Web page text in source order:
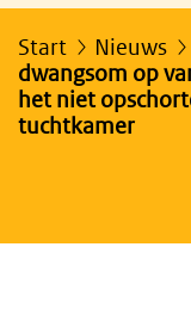
Start Nieuws
dwangsom op
het niet
tuchtkamer